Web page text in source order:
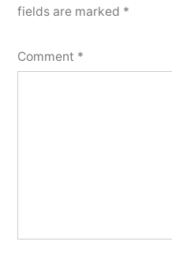
fields are marked *
Comment *